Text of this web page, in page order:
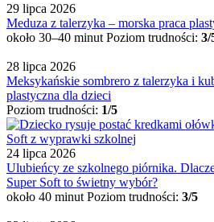
29 lipca 2026
Meduza z talerzyka – morska praca
około 30–40 minut Poziom trudności: 3/
28 lipca 2026
Meksykańskie sombrero z talerzyka i
plastyczna dla dzieci
Poziom trudności: 1/5
24 lipca 2026
Ulubieńcy ze szkolnego piórnika.
Super Soft to świetny wybór?
około 40 minut Poziom trudności: 3/5